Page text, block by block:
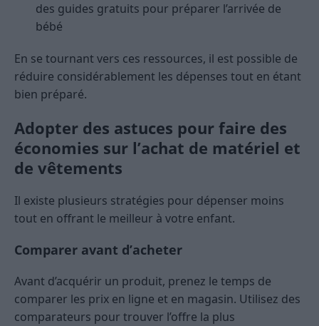
des guides gratuits pour préparer l’arrivée de
bébé
En se tournant vers ces ressources, il est possible de
réduire considérablement les dépenses tout en étant
bien préparé.
Adopter des astuces pour faire des
économies sur l’achat de matériel et
de vêtements
Il existe plusieurs stratégies pour dépenser moins
tout en offrant le meilleur à votre enfant.
Comparer avant d’acheter
Avant d’acquérir un produit, prenez le temps de
comparer les prix en ligne et en magasin. Utilisez des
comparateurs pour trouver l’offre la plus